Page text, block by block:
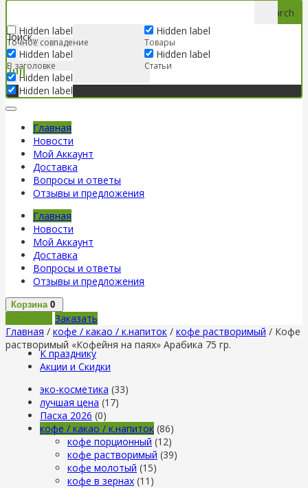
Search
Hidden label
Точное совпадение
Hidden label
В заголовке
Hidden label
Hidden label
Hidden label
Товары
Hidden label
Статьи
Главная
Новости
Мой Аккаунт
Доставка
Вопросы и ответы
Отзывы и предложения
Главная
Новости
Мой Аккаунт
Доставка
Вопросы и ответы
Отзывы и предложения
Корзина 0
Заказать
Главная / кофе / какао / к.напиток / кофе растворимый / Кофе
растворимый «Кофейня на паях» Арабика 75 гр.
К празднику
Акции и Скидки
эко-косметика (33)
лучшая цена (17)
Пасха 2026 (0)
кофе / какао / к.напиток (86)
кофе порционный (12)
кофе растворимый (39)
кофе молотый (15)
кофе в зернах (11)